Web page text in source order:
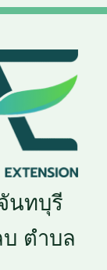
นทบุรี
ตำบล